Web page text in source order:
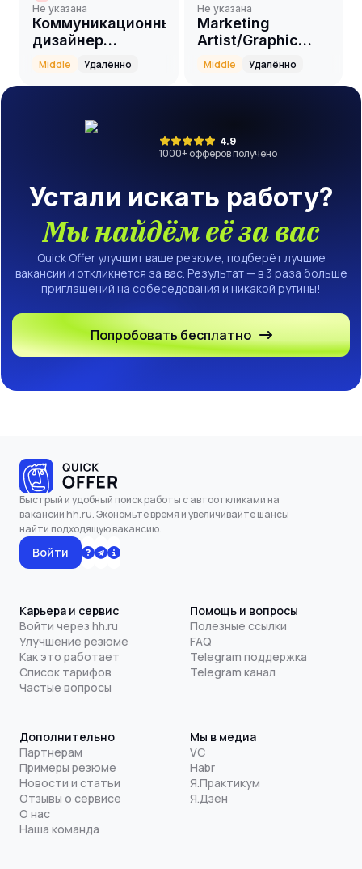
Не указана
Коммуникационный
дизайнер
(Middle+)
Middle Удалённо
Не указана
Marketing
Artist/Graphic
Designer
Middle Удалённо
4.9
1000+ офферов получено
Устали искать работу?
Мы найдём её за вас
Quick Offer улучшит ваше резюме, подберёт лучшие
вакансии и откликнется за вас. Результат — в 3 раза больше
приглашений на собеседования и никакой рутины!
Попробовать бесплатно
Быстрый и удобный поиск работы с автооткликами на
вакансии hh.ru. Экономьте время и увеличивайте шансы
найти подходящую вакансию.
Войти
Карьера и сервис
Войти через hh.ru
Улучшение резюме
Как это работает
Список тарифов
Частые вопросы
Помощь и вопросы
Полезные ссылки
FAQ
Telegram поддержка
Telegram канал
Дополнительно
Партнерам
Примеры резюме
Новости и статьи
Отзывы о сервисе
О нас
Наша команда
Мы в медиа
VC
Habr
Я.Практикум
Я.Дзен